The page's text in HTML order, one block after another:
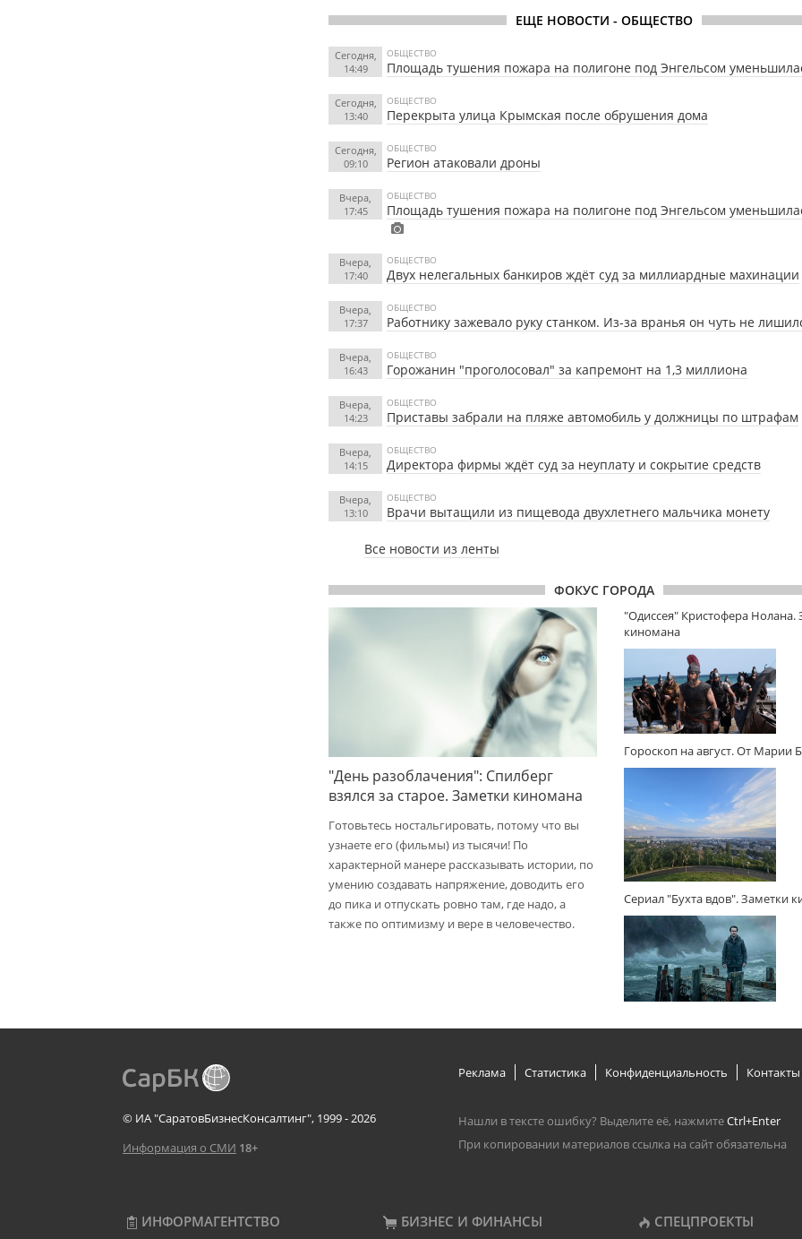
ЕЩЕ НОВОСТИ - ОБЩЕСТВО
Сегодня,
14:49
ОБЩЕСТВО
Площадь тушения пожара на полигоне под Энгельсом
Сегодня,
13:40
ОБЩЕСТВО
Перекрыта улица Крымская после обрушения дома
Сегодня,
09:10
ОБЩЕСТВО
Регион атаковали дроны
Вчера,
17:45
ОБЩЕСТВО
Площадь тушения пожара на полигоне под Энгельсом
Вчера,
17:40
ОБЩЕСТВО
Двух нелегальных банкиров ждёт суд за миллиардные махинации
Вчера,
17:37
ОБЩЕСТВО
Работнику зажевало руку станком. Из-за вранья он чуть не
Вчера,
16:43
ОБЩЕСТВО
Горожанин "проголосовал" за капремонт на 1,3 миллиона
Вчера,
14:23
ОБЩЕСТВО
Приставы забрали на пляже автомобиль у должницы по штрафам
Вчера,
14:15
ОБЩЕСТВО
Директора фирмы ждёт суд за неуплату и сокрытие средств
Вчера,
13:10
ОБЩЕСТВО
Врачи вытащили из пищевода двухлетнего мальчика монету
Все новости из ленты
ФОКУС ГОРОДА
"День разоблачения": Спилберг
взялся за старое. Заметки киномана
Готовьтесь ностальгировать, потому что вы
узнаете его (фильмы) из тысячи! По
характерной манере рассказывать истории, по
умению создавать напряжение, доводить его
до пика и отпускать ровно там, где надо, а
также по оптимизму и вере в человечество.
"Одиссея" Кристофера Нолана.
киномана
Гороскоп на август. От Марии
Сериал "Бухта вдов". Заметки
© ИА "СаратовБизнесКонсалтинг", 1999 - 2026
Информация о СМИ 18+
Реклама Статистика Конфиденциальность Контакты
Нашли в тексте ошибку? Выделите её, нажмитеCtrl+Enter
При копировании материалов ссылка на сайт обязательна
ИНФОРМАГЕНТСТВО БИЗНЕС И ФИНАНСЫ СПЕЦПРОЕКТЫ